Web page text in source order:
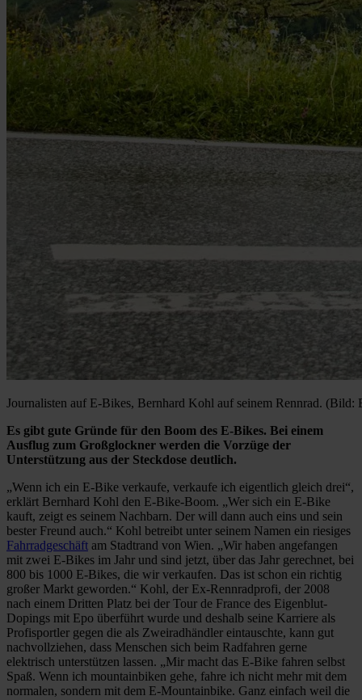
Journalisten auf E-Bikes, Bernhard Kohl auf seinem Rennrad. (Bild:
Es gibt gute Gründe für den Boom des E-Bikes. Bei einem
Ausflug zum Großglockner werden die Vorzüge der
Unterstützung aus der Steckdose deutlich.
„Wenn ich ein E-Bike verkaufe, verkaufe ich eigentlich gleich drei“,
erklärt Bernhard Kohl den E-Bike-Boom. „Wer sich ein E-Bike
kauft, zeigt es seinem Nachbarn. Der will dann auch eins und sein
bester Freund auch.“ Kohl betreibt unter seinem Namen ein riesiges
Fahrradgeschäft am Stadtrand von Wien. „Wir haben angefangen
mit zwei E-Bikes im Jahr und sind jetzt, über das Jahr gerechnet, bei
800 bis 1000 E-Bikes, die wir verkaufen. Das ist schon ein richtig
großer Markt geworden.“ Kohl, der Ex-Rennradprofi, der 2008
nach einem Dritten Platz bei der Tour de France des Eigenblut-
Dopings mit Epo überführt wurde und deshalb seine Karriere als
Profisportler gegen die als Zweiradhändler eintauschte, kann gut
nachvollziehen, dass Menschen sich beim Radfahren gerne
elektrisch unterstützen lassen. „Mir macht das E-Bike fahren selbst
Spaß. Wenn ich mountainbiken gehe, fahre ich nicht mehr mit dem
normalen, sondern mit dem E-Mountainbike. Ganz einfach weil die